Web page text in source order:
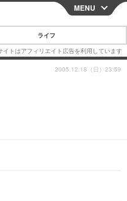
CLOSE
MENU
ライフ
2005.12.18（日）23:59